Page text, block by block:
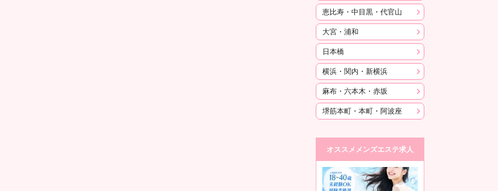
恵比寿・中目黒・代官山
大宮・浦和
日本橋
横浜・関内・新横浜
麻布・六本木・赤坂
堺筋本町・本町・阿波座
オススメメンズエステ求人